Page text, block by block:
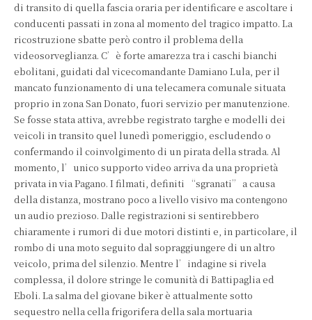
di transito di quella fascia oraria per identificare e ascoltare i
conducenti passati in zona al momento del tragico impatto. La
ricostruzione sbatte però contro il problema della
videosorveglianza. C’è forte amarezza tra i caschi bianchi
ebolitani, guidati dal vicecomandante Damiano Lula, per il
mancato funzionamento di una telecamera comunale situata
proprio in zona San Donato, fuori servizio per manutenzione.
Se fosse stata attiva, avrebbe registrato targhe e modelli dei
veicoli in transito quel lunedì pomeriggio, escludendo o
confermando il coinvolgimento di un pirata della strada. Al
momento, l’unico supporto video arriva da una proprietà
privata in via Pagano. I filmati, definiti “sgranati” a causa
della distanza, mostrano poco a livello visivo ma contengono
un audio prezioso. Dalle registrazioni si sentirebbero
chiaramente i rumori di due motori distinti e, in particolare, il
rombo di una moto seguito dal sopraggiungere di un altro
veicolo, prima del silenzio. Mentre l’indagine si rivela
complessa, il dolore stringe le comunità di Battipaglia ed
Eboli. La salma del giovane biker è attualmente sotto
sequestro nella cella frigorifera della sala mortuaria